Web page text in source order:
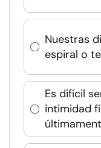
Nuestras
espiral o
Es difícil
intimidad